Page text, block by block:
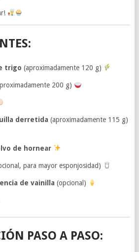
trigo (aproximadamente 120 g)
200 g)
derretida (aproximadamente 115 g)
de hornear
para mayor esponjosidad)
de vainilla (opcional)
PASO A PASO: